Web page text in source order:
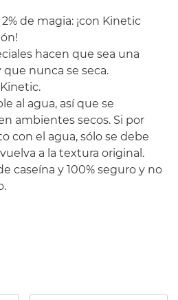
de magia: ¡con Kinetic
hacen que sea una
que nunca se seca.
al agua, así que se
ambientes secos. Si por
con el agua, sólo se debe
a la textura original.
caseína y 100% seguro y no